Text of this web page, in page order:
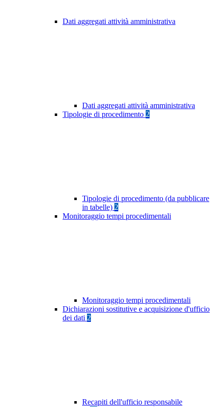
Dati aggregati attività amministrativa
Dati aggregati attività amministrativa
Tipologie di procedimento 2
Tipologie di procedimento (da pubblicare
in tabelle) 2
Monitoraggio tempi procedimentali
Monitoraggio tempi procedimentali
Dichiarazioni sostitutive e acquisizione d'ufficio
dei dati 2
Recapiti dell'ufficio responsabile